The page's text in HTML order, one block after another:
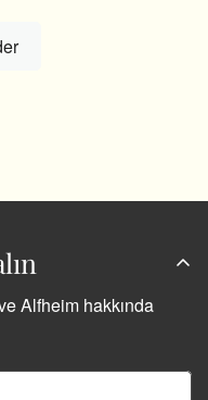
Alfheim hakkında